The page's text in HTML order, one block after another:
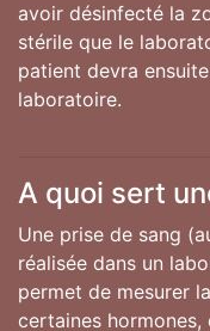
avoir désinfecté la
stérile que le
patient devra
laboratoire.
A quoi sert
Une prise de sang
réalisée dans un
permet de mesurer
certaines